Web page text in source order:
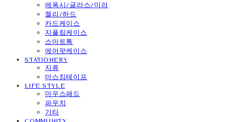
에폭시/글라스/미러
젤리/하드
카드케이스
지플립케이스
스마트톡
에어팟케이스
STATIONERY
지류
마스킹테이프
LIFE STYLE
마우스패드
파우치
기타